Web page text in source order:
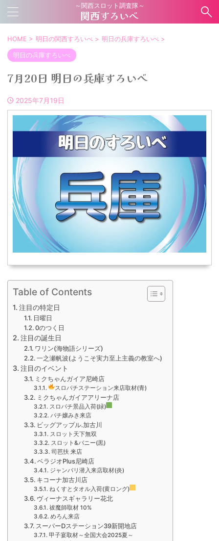
～関西スロット調査隊～
関西すろいべ
HOME > 明日の関西すろいべ > 明日の兵庫すろいべ >
明日の兵庫すろいべ
7月20日 明日の兵庫すろいべ
2025年7月19日
Table of Contents
注目の特定日
日曜日
0のつく日
注目の誕生日
ワリン(海物語シリーズ)
一之瀬帆波(ようこそ実力至上主義の教室へ)
注目のイベント
ミクちゃんガイア尼崎店
スロパチステーション来店取材(青)
ミクちゃんガイアアリーナ店
スロパチ景品入荷(緑)
パチ嬢みき来店
ビッグアップル.加古川
スロット天下無双
スロット&バニー(黒)
司芭扶 来店
ベラジオPlus尼崎店
ジャンバリ潜入来店取材(炎)
キコーナ加古川店
ねくすとタオル入荷(黄ロング)
ヴィーナスギャラリー花北
祓魔師取材 10%
めろん来店
スーパーDステーション39新開地店
甲子宴取材～全国大会2025夏～